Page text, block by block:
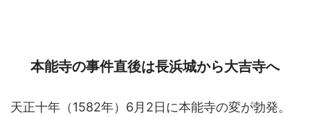
本能寺の事件直後は長浜城から大吉寺へ
天正十年（1582年）6月2日に本能寺の変が勃発。